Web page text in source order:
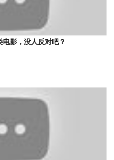
电影，没人反对吧？